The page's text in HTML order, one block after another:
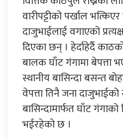
वारीपट्टीको पर्खाल
दाजुभाईलाई वगाएको
दिएका छन् । हेर्दाहेर्दै
बालक घाँट गंगामा बेपत्ता
स्थानीय बासिन्दा बसन्त
वेपत्ता तिनै जना दाजुभाईको
बासिन्दामार्फत घाँट
भईरहेको छ ।